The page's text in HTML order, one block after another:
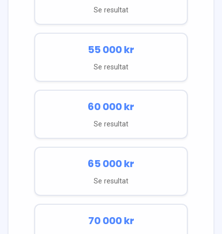
Se resultat
55 000kr
Se resultat
60 000kr
Se resultat
65 000kr
Se resultat
70 000kr